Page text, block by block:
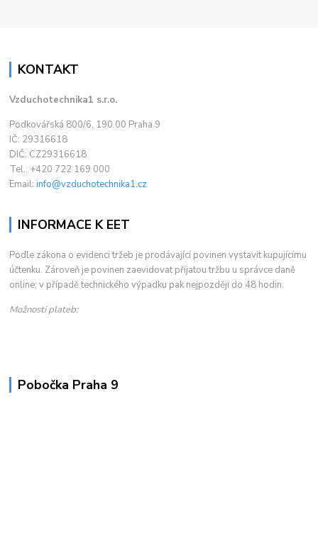
KONTAKT
Vzduchotechnika1 s.r.o.
Podkovářská 800/6, 190 00 Praha 9
IČ: 29316618
DIČ: CZ29316618
Tel.: +420 722 169 000
Email:info@vzduchotechnika1.cz
INFORMACE K EET
Podle zákona o evidenci tržeb je prodávající povinen vystavit kupujícímu
účtenku. Zároveň je povinen zaevidovat přijatou tržbu u správce daně
online; v případě technického výpadku pak nejpozději do 48 hodin.
Možnosti plateb:
Pobočka Praha 9